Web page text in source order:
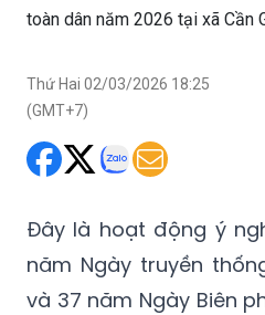
toàn dân năm 2026 tại xã Cần
Thứ Hai 02/03/2026 18:25
(GMT+7)
Đây là hoạt động ý
năm Ngày truyền
và 37 năm Ngày Biên